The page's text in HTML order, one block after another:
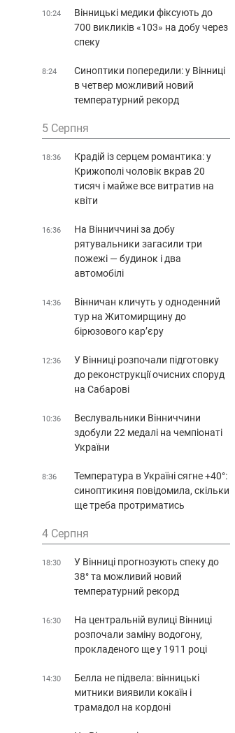
10:24
Вінницькі медики фіксують до
700 викликів «103» на добу через
спеку
8:24
Синоптики попередили: у Вінниці
в четвер можливий новий
температурний рекорд
5 Серпня
18:36
Крадій із серцем романтика: у
Крижополі чоловік вкрав 20
тисяч і майже все витратив на
квіти
16:36
На Вінниччині за добу
рятувальники загасили три
пожежі — будинок і два
автомобілі
14:36
Вінничан кличуть у одноденний
тур на Житомирщину до
бірюзового кар’єру
12:36
У Вінниці розпочали підготовку
до реконструкції очисних споруд
на Сабарові
10:36
Веслувальники Вінниччини
здобули 22 медалі на чемпіонаті
України
8:36
Температура в Україні сягне +40°:
синоптикиня повідомила, скільки
ще треба протриматись
4 Серпня
18:30
У Вінниці прогнозують спеку до
38° та можливий новий
температурний рекорд
16:30
На центральній вулиці Вінниці
розпочали заміну водогону,
прокладеного ще у 1911 році
14:30
Белла не підвела: вінницькі
митники виявили кокаїн і
трамадол на кордоні